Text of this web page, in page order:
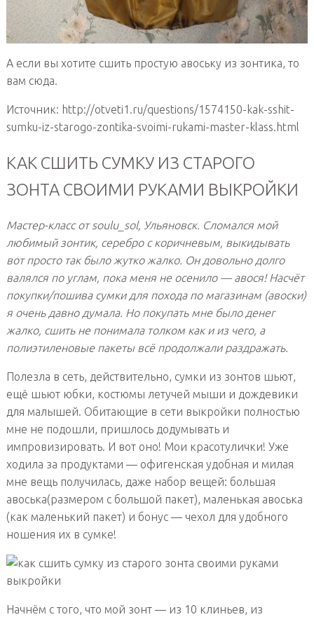
А если вы хотите сшить простую авоську из зонтика, то
вам сюда.
Источник: http://otveti1.ru/questions/1574150-kak-sshit-
sumku-iz-starogo-zontika-svoimi-rukami-master-klass.html
КАК СШИТЬ СУМКУ ИЗ СТАРОГО
ЗОНТА СВОИМИ РУКАМИ ВЫКРОЙКИ
Мастер-класс от soulu_sol, Ульяновск. Сломался мой
любимый зонтик, серебро с коричневым, выкидывать
вот просто так было жутко жалко. Он довольно долго
валялся по углам, пока меня не осенило — авося! Насчёт
покупки/пошива сумки для похода по магазинам (авоски)
я очень давно думала. Но покупать мне было денег
жалко, сшить не понимала толком как и из чего, а
полиэтиленовые пакеты всё продолжали раздражать.
Полезла в сеть, действительно, сумки из зонтов шьют,
ещё шьют юбки, костюмы летучей мыши и дождевики
для малышей. Обитающие в сети выкройки полностью
мне не подошли, пришлось додумывать и
импровизировать. И вот оно! Мои красотулички! Уже
ходила за продуктами — офигенская удобная и милая
мне вещь получилась, даже набор вещей: большая
авоська(размером с большой пакет), маленькая авоська
(как маленький пакет) и бонус — чехол для удобного
ношения их в сумке!
Начнём с того, что мой зонт — из 10 клиньев, из